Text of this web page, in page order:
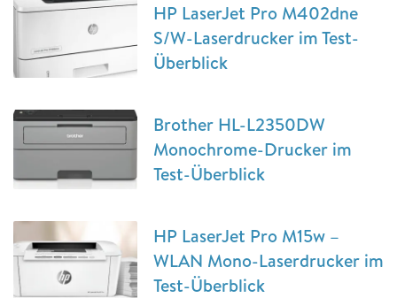
HP LaserJet Pro M402dne
S/W-Laserdrucker im Test-
Überblick
Brother HL-L2350DW
Monochrome-Drucker im
Test-Überblick
HP LaserJet Pro M15w –
WLAN Mono-Laserdrucker im
Test-Überblick